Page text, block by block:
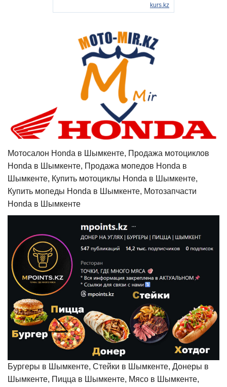
Мотосалон Honda в Шымкенте, Продажа мотоциклов
Honda в Шымкенте, Продажа мопедов Honda в
Шымкенте, Купить мотоциклы Honda в Шымкенте,
Купить мопеды Honda в Шымкенте, Мотозапчасти
Honda в Шымкенте
Бургеры в Шымкенте, Стейки в Шымкенте, Донеры в
Шымкенте, Пицца в Шымкенте, Мясо в Шымкенте,